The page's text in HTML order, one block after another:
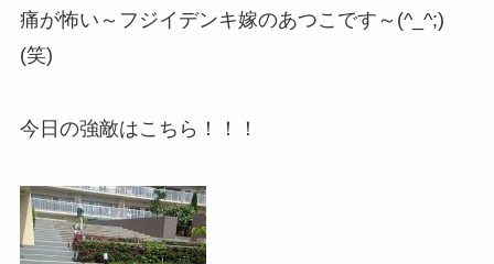
痛が怖い～フジイデンキ嫁のあつこです～(^_^;)
(笑)
今日の強敵はこちら！！！